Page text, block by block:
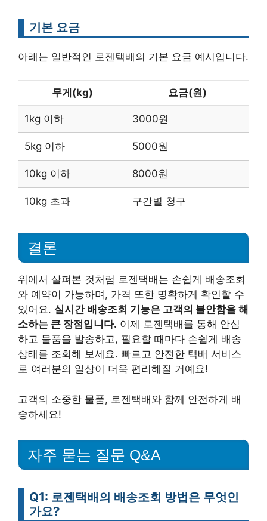
기본 요금
아래는 일반적인 로젠택배의 기본 요금 예시입니다.
무게(kg) 요금(원)
1kg 이하 3000원
5kg 이하 5000원
10kg 이하 8000원
10kg 초과 구간별 청구
결론
위에서 살펴본 것처럼 로젠택배는 손쉽게 배송조회
와 예약이 가능하며, 가격 또한 명확하게 확인할 수
있어요. 실시간 배송조회 기능은 고객의 불안함을 해
소하는 큰 장점입니다. 이제 로젠택배를 통해 안심
하고 물품을 발송하고, 필요할 때마다 손쉽게 배송
상태를 조회해 보세요. 빠르고 안전한 택배 서비스
로 여러분의 일상이 더욱 편리해질 거예요!
고객의 소중한 물품, 로젠택배와 함께 안전하게 배
송하세요!
자주 묻는 질문 Q&A
Q1: 로젠택배의 배송조회 방법은 무엇인
가요?